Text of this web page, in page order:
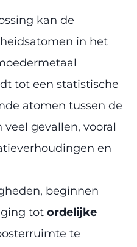
kan de
in het
tot een statistische
atomen tussen de
gevallen, vooral
en
beginnen
tot ordelijke
te